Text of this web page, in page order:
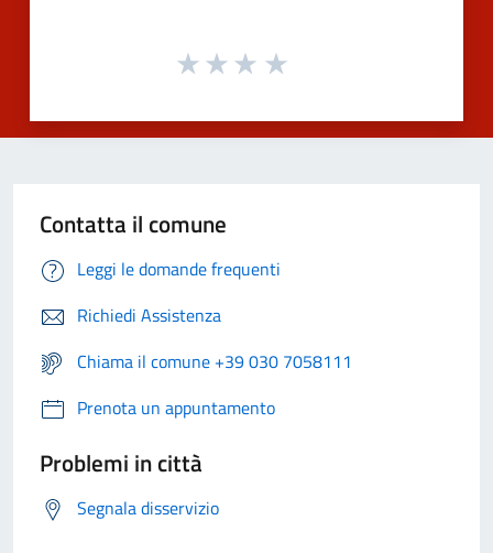
Contatta il comune
Leggi le domande frequenti
Richiedi Assistenza
Chiama il comune +39 030 7058111
Prenota un appuntamento
Problemi in città
Segnala disservizio